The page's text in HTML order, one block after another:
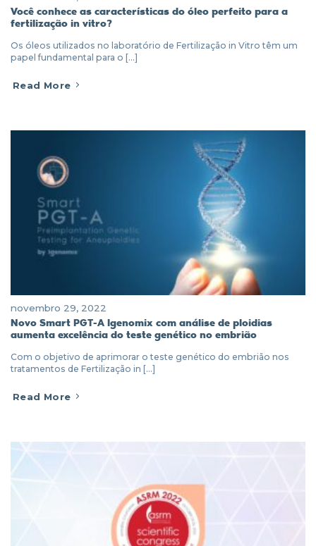
Você conhece as características do óleo perfeito para a
fertilização in vitro?
Os óleos utilizados no laboratório de Fertilização in Vitro têm um
papel fundamental para o [...]
Read More
novembro 29, 2022
Novo Smart PGT-A Igenomix com análise de ploidias
aumenta excelência do teste genético no embrião
Com o objetivo de aprimorar o teste genético do embrião nos
tratamentos de Fertilização in [...]
Read More